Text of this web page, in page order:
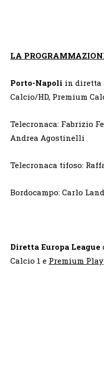
LA
Porto-Napoli in diretta
Calcio/HD, Premium
Telecronaca: Fabrizio
Andrea Agostinelli
Telecronaca tifoso:
Bordocampo: Carlo
Diretta Europa League
Calcio 1 e Premium Play